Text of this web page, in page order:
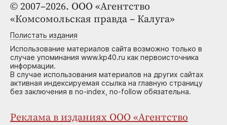
© 2007–2026. ООО «Агентство
«Комсомольская правда – Калуга»
Полистать издания
Использование материалов сайта возможно только в
случае упоминания www.kp40.ru как первоисточника
информации.
В случае использования материалов на других сайтах
активная индексируемая ссылка на главную страницу
без заключения в no-index, no-follow обязательна.
Реклама в изданиях ООО «Агентство